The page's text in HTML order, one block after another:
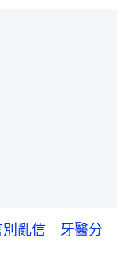
別亂信 牙醫分